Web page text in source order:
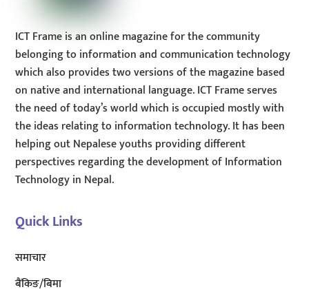
ICT Frame is an online magazine for the community
belonging to information and communication technology
which also provides two versions of the magazine based
on native and international language. ICT Frame serves
the need of today’s world which is occupied mostly with
the ideas relating to information technology. It has been
helping out Nepalese youths providing different
perspectives regarding the development of Information
Technology in Nepal.
Quick Links
समाचार
बैंकिङ/बिमा